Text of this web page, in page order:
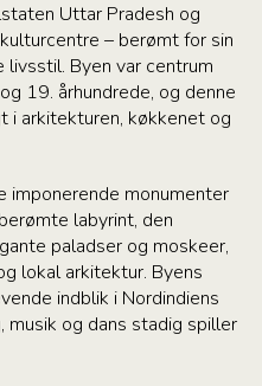
Uttar Pradesh og
– berømt for sin
Byen var centrum
19. århundrede, og denne
arkitekturen, køkkenet og
monumenter
labyrint, den
paladser og moskeer,
lokal arkitektur. Byens
indblik i Nordindiens
musik og dans stadig spiller